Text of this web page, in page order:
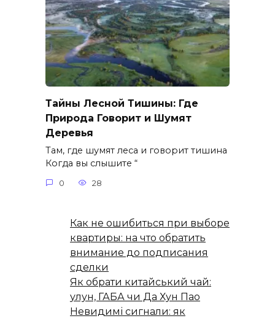
Тайны Лесной Тишины: Где
Природа Говорит и Шумят
Деревья
Там, где шумят леса и говорит тишина
Когда вы слышите “
0 28
Как не ошибиться при выборе
квартиры: на что обратить
внимание до подписания
сделки
Як обрати китайський чай:
улун, ГАБА чи Да Хун Пао
Невидимі сигнали: як